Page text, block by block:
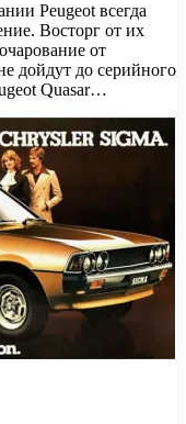
Peugeot всегда
Восторг от их
от
дойдут до серийного
Quasar…